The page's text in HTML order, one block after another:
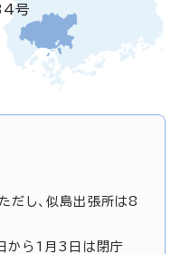
号
し、似島出張所は8
から1月3日は閉庁